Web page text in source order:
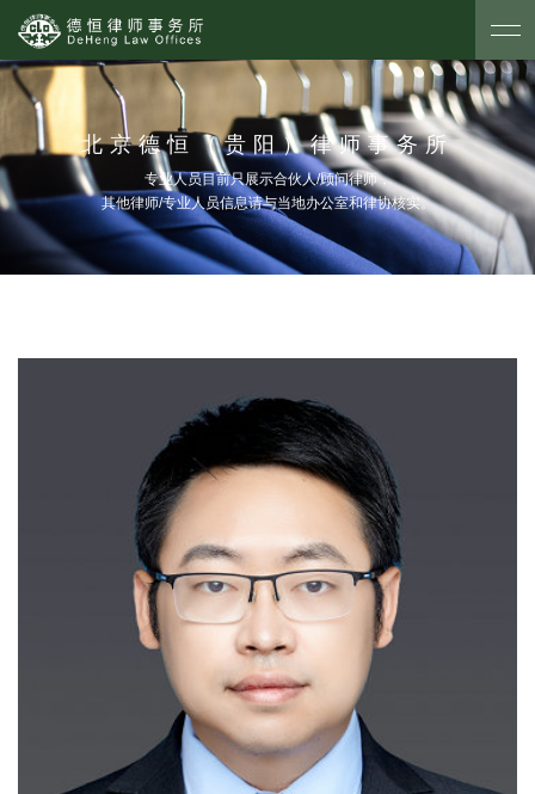
北京德恒（贵阳）律师事务所
专业人员目前只展示合伙人/顾问律师，
其他律师/专业人员信息请与当地办公室和律协核实。